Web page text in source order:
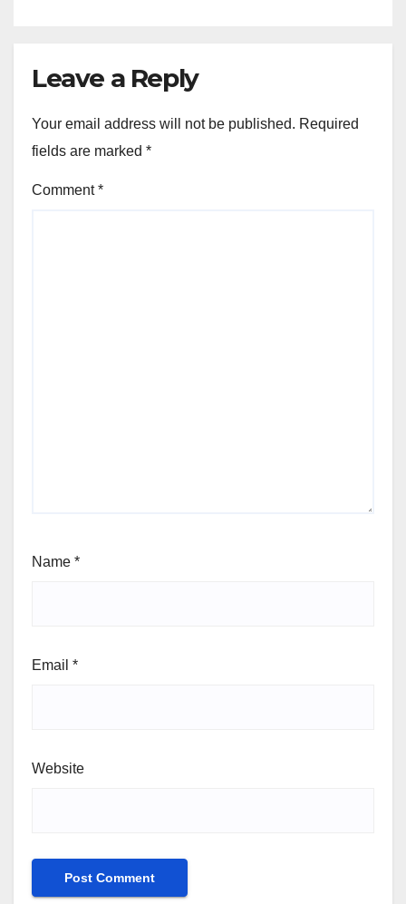
Leave a Reply
Your email address will not be published. Required
fields are marked *
Comment*
Name *
Email *
Website